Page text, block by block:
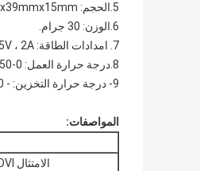
5.الحجم: 59mmx39mmx15mm ؛
6.الوزن: 30 جرام.
7. امدادات الطاقة: DC 5V ، 2A ؛
8.درجة حرارة العمل: 0-50 درجة مئوية ؛
9- درجة حرارة التخزين: - 20 - 85 درجة مئوية ؛
المواصفات:
الامتثال DVI